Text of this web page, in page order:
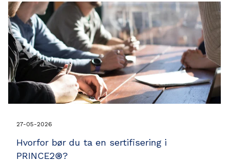
27-05-2026
Hvorfor bør du ta en sertifisering i
PRINCE2®?